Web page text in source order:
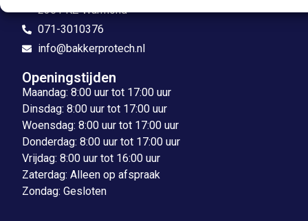
2361 KZ Warmond
071-3010376
info@bakkerprotech.nl
Openingstijden
Maandag: 8:00 uur tot 17:00 uur
Dinsdag: 8:00 uur tot 17:00 uur
Woensdag: 8:00 uur tot 17:00 uur
Donderdag: 8:00 uur tot 17:00 uur
Vrijdag: 8:00 uur tot 16:00 uur
Zaterdag: Alleen op afspraak
Zondag: Gesloten